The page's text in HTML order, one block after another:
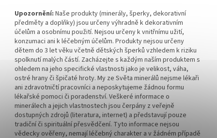
Upozornění: Naše produkty (minerály, šperky, dekorativní
předměty a doplňky) jsou určeny výhradně k dekorativním
účelům a osobnímu použití. Nejsou určeny k vnitřnímu užití,
konzumaci ani k léčebným účelům. Produkty nejsou určeny
dětem do 3 let věku včetně dětských šperků vzhledem k riziku
spolknutí malých částí. Zacházejte s každým naším produktem s
ohledem na jeho specifické vlastnosti jako je velikost, váha,
ostré hrany či špičaté hroty. My ze Světa minerálů nejsme lékaři
ani zdravotničtí pracovníci a neposkytujeme žádnou formu
lékařské pomoci či poradenství. Veškeré informace o
minerálech a jejich vlastnostech jsou čerpány z veřejně
dostupných zdrojů (literatura, internet) a představují pouze
tradiční či spirituální přesvědčení. Tyto informace nejsou
vědecky ověřeny, nemají léčebný charakter a v žádném případě